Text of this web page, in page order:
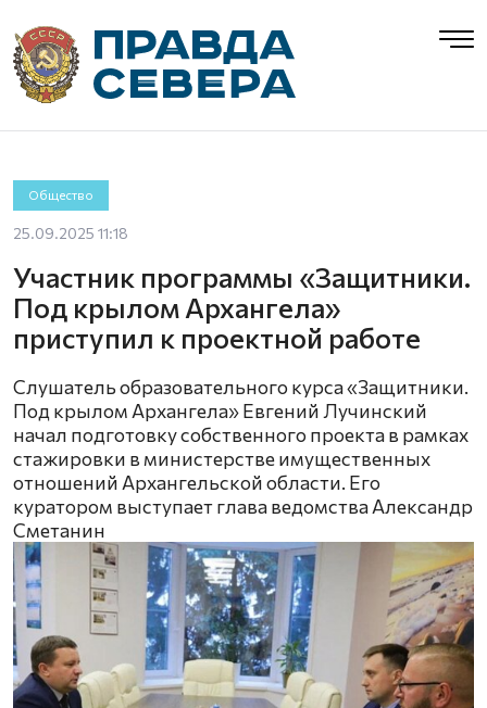
Общество
25.09.2025 11:18
Участник программы «Защитники.
Под крылом Архангела»
приступил к проектной работе
Слушатель образовательного курса «Защитники.
Под крылом Архангела» Евгений Лучинский
начал подготовку собственного проекта в рамках
стажировки в министерстве имущественных
отношений Архангельской области. Его
куратором выступает глава ведомства Александр
Сметанин